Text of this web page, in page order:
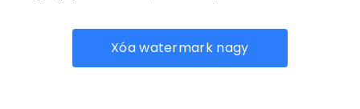
Xóa watermark nagy